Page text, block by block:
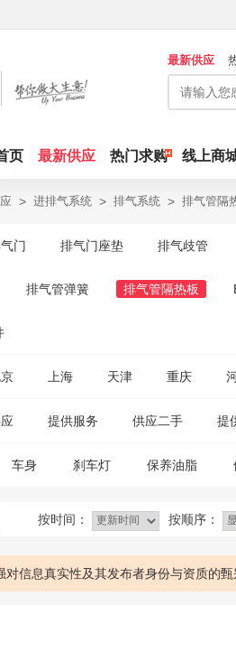
最新供应
页 最新供应 热门求购 线上商
> 进排气系统 > 排气系统 > 排气管隔
门 排气门座垫 排气歧管
排气管弹簧 排气管隔热板
上海 天津 重庆
提供服务 供应二手 提
车身 刹车灯 保养油脂
按时间： 按顺序：
对信息真实性及其发布者身份与资质的